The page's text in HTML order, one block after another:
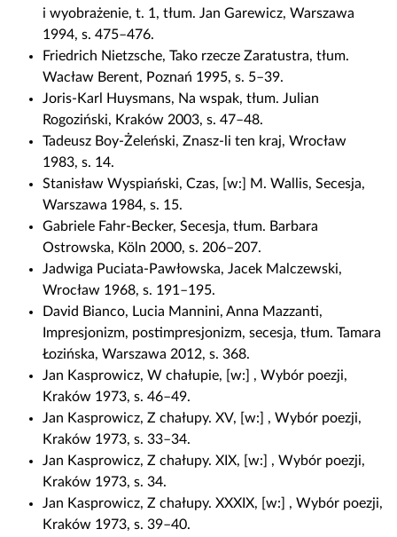
i wyobrażenie, t. 1, tłum. Jan Garewicz, Warszawa
1994, s. 475–476.
Friedrich Nietzsche, Tako rzecze Zaratustra, tłum.
Wacław Berent, Poznań 1995, s. 5–39.
Joris-Karl Huysmans, Na wspak, tłum. Julian
Rogoziński, Kraków 2003, s. 47–48.
Tadeusz Boy-Żeleński, Znasz-li ten kraj, Wrocław
1983, s. 14.
Stanisław Wyspiański, Czas, [w:] M. Wallis, Secesja,
Warszawa 1984, s. 15.
Gabriele Fahr-Becker, Secesja, tłum. Barbara
Ostrowska, Köln 2000, s. 206–207.
Jadwiga Puciata-Pawłowska, Jacek Malczewski,
Wrocław 1968, s. 191–195.
David Bianco, Lucia Mannini, Anna Mazzanti,
Impresjonizm, postimpresjonizm, secesja, tłum. Tamara
Łozińska, Warszawa 2012, s. 368.
Jan Kasprowicz, W chałupie, [w:] , Wybór poezji,
Kraków 1973, s. 46–49.
Jan Kasprowicz, Z chałupy. XV, [w:] , Wybór poezji,
Kraków 1973, s. 33–34.
Jan Kasprowicz, Z chałupy. XIX, [w:] , Wybór poezji,
Kraków 1973, s. 34.
Jan Kasprowicz, Z chałupy. XXXIX, [w:] , Wybór poezji,
Kraków 1973, s. 39–40.